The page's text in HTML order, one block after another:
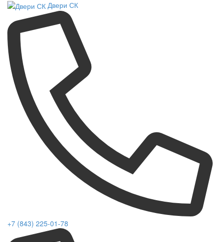
Двери СК
+7 (843) 225-01-78